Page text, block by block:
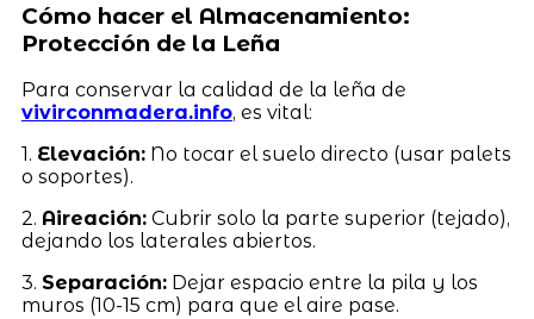
Cómo hacer el Almacenamiento:
Protección de la Leña
Para conservar la calidad de la leña de
vivirconmadera.info, es vital:
1. Elevación:No tocar el suelo directo (usar palets
o soportes).
2. Aireación:Cubrir solo la parte superior (tejado),
dejando los laterales abiertos.
3. Separación:Dejar espacio entre la pila y los
muros (10-15 cm) para que el aire pase.